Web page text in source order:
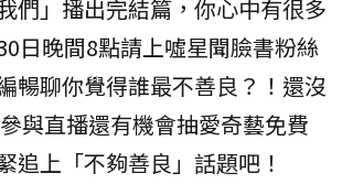
們」播出完結篇，你心中有很多
日晚間8點請上噓星聞臉書粉絲
暢聊你覺得誰最不善良？！還沒
與直播還有機會抽愛奇藝免費
追上「不夠善良」話題吧！